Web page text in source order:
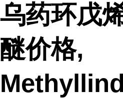
乌药环戊
醚价格,